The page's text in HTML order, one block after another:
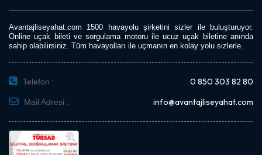
Avantajliseyahat.com 1500 havayolu şirketini sizler ile buluşturuyor.
Online uçak bileti ve sorgulama motoru ile ucuz uçak biletine anında
sahip olabilirsiniz. Tüm havayolları ile uçmanın en kolay yolu sizlerle.
Telefon : 0 850 303 82 80
Mail Adresi : info@avantajliseyahat.com